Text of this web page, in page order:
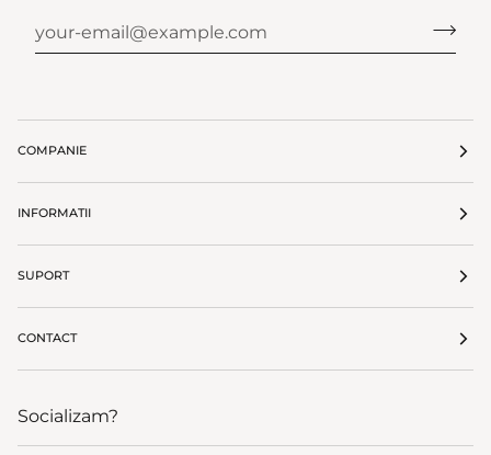
COMPANIE
INFORMATII
SUPORT
CONTACT
Socializam?